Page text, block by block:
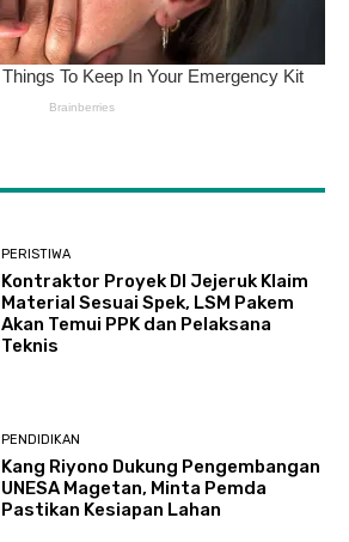
PERISTIWA
Kontraktor Proyek DI Jejeruk Klaim
Material Sesuai Spek, LSM Pakem
Akan Temui PPK dan Pelaksana
Teknis
PENDIDIKAN
Kang Riyono Dukung Pengembangan
UNESA Magetan, Minta Pemda
Pastikan Kesiapan Lahan